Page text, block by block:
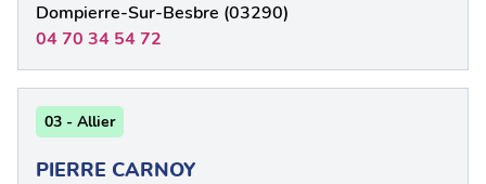
Dompierre-Sur-Besbre (03290)
04 70 34 54 72
03 - Allier
PIERRE CARNOY